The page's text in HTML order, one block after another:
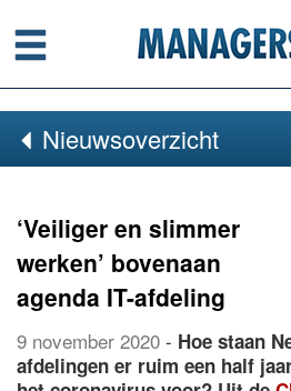
Menu
Nieuwsoverzicht
‘Veiliger en slimmer
werken’ bovenaan
agenda IT-afdeling
9 november 2020 - Hoe staan
afdelingen er ruim een half